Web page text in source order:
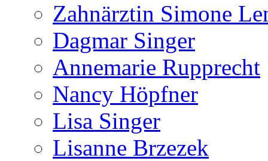
Zahnärztin Simone
Dagmar Singer
Annemarie Rupprecht
Nancy Höpfner
Lisa Singer
Lisanne Brzezek